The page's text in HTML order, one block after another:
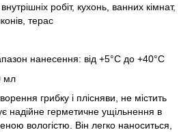
робіт, кухонь, ванних кімнат,
терас
нанесення: від +5°C до +40°C
мл
грибку і плісняви, не містить
надійне герметичне ущільнення в
вологістю. Він легко наноситься,